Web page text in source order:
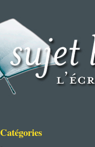
Catégories